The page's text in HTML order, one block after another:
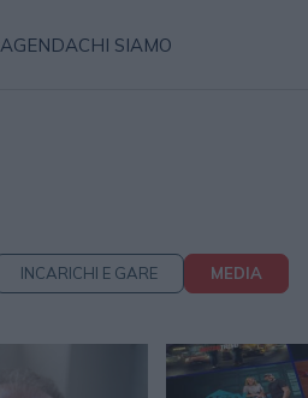
AGENDACHI SIAMO
INCARICHI E GARE MEDIA